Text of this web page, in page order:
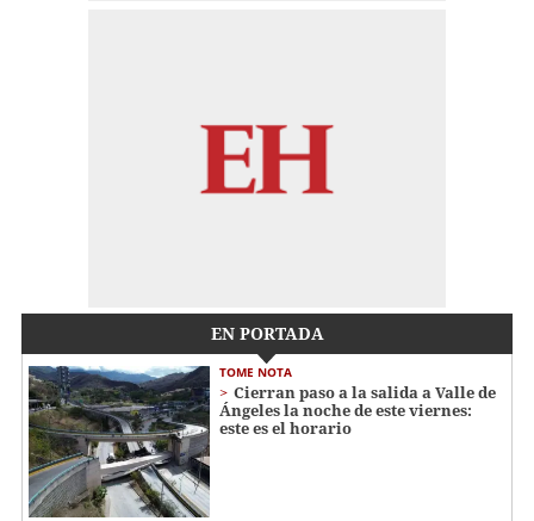
EN PORTADA
TOME NOTA
Cierran paso a la salida a Valle de
Ángeles la noche de este viernes:
este es el horario